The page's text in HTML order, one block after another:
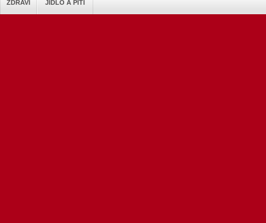
ZDRAVÍ JÍDLO A PITÍ